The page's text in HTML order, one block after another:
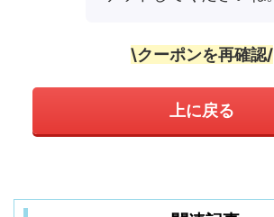
\クーポンを再確認/
上に戻る